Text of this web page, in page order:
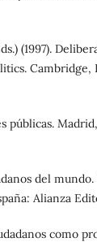
(1997).
Cambridge,
públicas.
del
Alianza
como